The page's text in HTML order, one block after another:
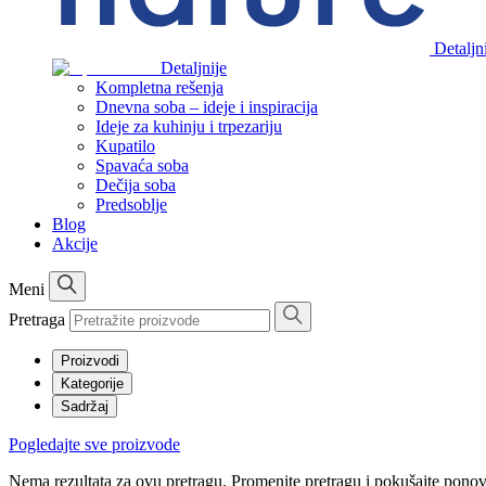
Detaljnije
Kompletna rešenja
Dnevna soba – ideje i inspiracija
Ideje za kuhinju i trpezariju
Kupatilo
Spavaća soba
Dečija soba
Predsoblje
Blog
Akcije
Meni
Pretraga
Proizvodi
Kategorije
Sadržaj
Pogledajte sve proizvode
Nema rezultata za ovu pretragu. Promenite pretragu i pokušajte